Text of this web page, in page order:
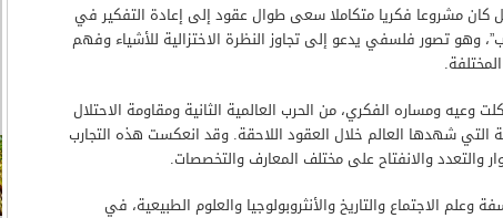
كان مشروعا فكريا متكاملا سعى طوال عقود إلى إعادة التفكير في
وهو تصور فلسفي يدعو إلى تجاوز النظرة الاختزالية للأشياء وفهم
أحداثا كبرى شكلت وعيه ومساره الفكري، من الحرب العالمية الثانية ومقاومة الاحتلال
التي شهدها العالم خلال العقود اللاحقة. وقد انعكست هذه التجارب
والتعدد والانفتاح على مختلف المعارف والتخصصات.
وعلم الاجتماع والتاريخ والأنثروبولوجيا والعلوم الطبيعية، في